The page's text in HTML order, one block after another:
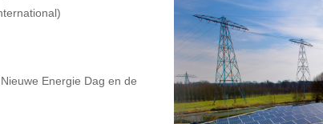
Energie Dag en de